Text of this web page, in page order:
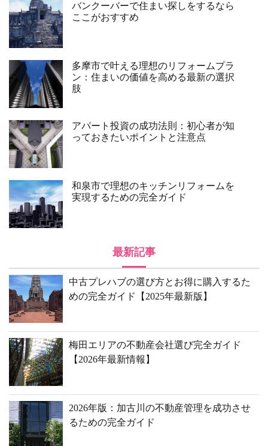
バンクーバーで住まい探しをするなら
ここがおすすめ
多摩市で叶える理想のリフォームプラ
ン：住まいの価値を高める最新の選択
肢
アパート投資の成功法則：初心者が知
っておきたいポイントと注意点
和泉市で理想のキッチンリフォームを
実現するための完全ガイド
最新記事
中古プレハブの選び方とお得に購入するた
めの完全ガイド【2025年最新版】
梅田エリアの不動産会社選び完全ガイド
【2026年最新情報】
2026年版：加古川の不動産管理を成功させ
るための完全ガイド